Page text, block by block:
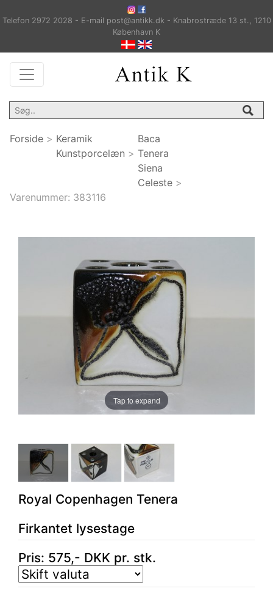
Telefon 2972 2028 - E-mail post@antikk.dk - Knabrostræde 13 st., 1210
København K
Forside > Keramik
Kunstporcelæn >
Baca
Tenera
Siena
Celeste >
Varenummer: 383116
Tap to expand
Royal Copenhagen Tenera
Firkantet lysestage
Pris: 575,- DKK pr. stk.